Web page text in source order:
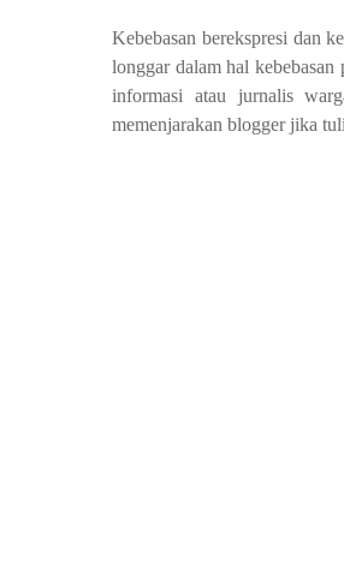
Kebebasan berekspresi dan
longgar dalam hal kebebasan
informasi atau jurnalis
memenjarakan blogger jika